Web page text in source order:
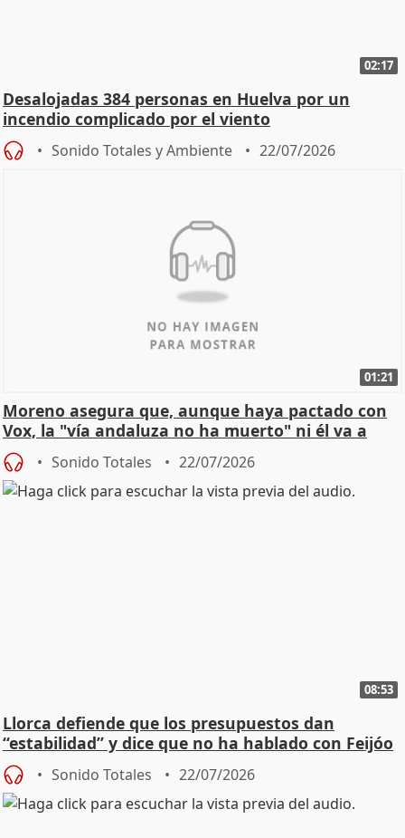
02:17
Desalojadas 384 personas en Huelva por un
incendio complicado por el viento
Sonido Totales y Ambiente 22/07/2026
01:21
Moreno asegura que, aunque haya pactado con
Vox, la "vía andaluza no ha muerto" ni él va a
"cambiar"
Sonido Totales 22/07/2026
08:53
Llorca defiende que los presupuestos dan
“estabilidad” y dice que no ha hablado con Feijóo
Sonido Totales 22/07/2026